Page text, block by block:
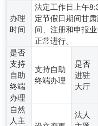
办理
时间
法定工作日上午
定节假日期间甘
问、注册和申报
正常进行。
是否
支持
自助
终端
办理
支持自助
终端办理
是否
进驻
大厅
自然
人主
法人